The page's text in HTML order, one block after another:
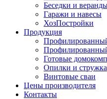
Беседки и
Гаражи и навесы
ХозПостройки
Продукция
Готовые
Опилки и стружка
Винтовые сваи
Цены производителя
Контакты